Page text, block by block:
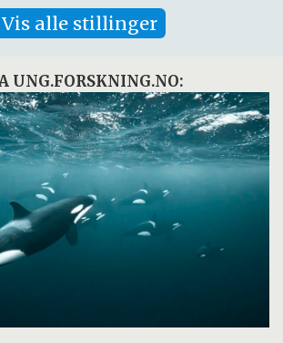
Vis alle stillinger
UNG.FORSKNING.NO: